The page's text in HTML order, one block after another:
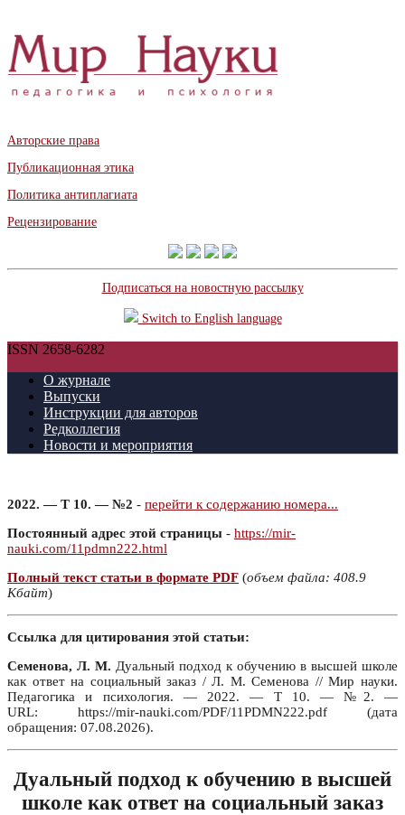
Авторские права
Публикационная этика
Политика антиплагиата
Рецензирование
Подписаться на новостную рассылку
Switch to English language
ISSN 2658-6282
О журнале
Выпуски
Инструкции для авторов
Редколлегия
Новости и мероприятия
2022. — Т 10. — №2 - перейти к содержанию номера...
Постоянный адрес этой страницы - https://mir-
nauki.com/11pdmn222.html
Полный текст статьи в формате PDF (объем файла: 408.9
Кбайт)
Ссылка для цитирования этой статьи:
Семенова, Л. М. Дуальный подход к обучению в высшей школе
как ответ на социальный заказ / Л. М. Семенова // Мир науки.
Педагогика и психология. — 2022. — Т 10. — №2. —
URL: https://mir-nauki.com/PDF/11PDMN222.pdf (дата
обращения: 07.08.2026).
Дуальный подход к обучению в высшей
школе как ответ на социальный заказ